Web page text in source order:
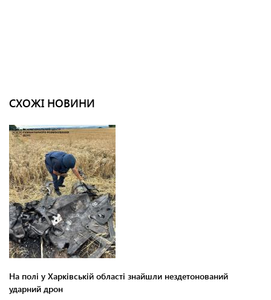
СХОЖІ НОВИНИ
На полі у Харківській області знайшли нездетонований
ударний дрон